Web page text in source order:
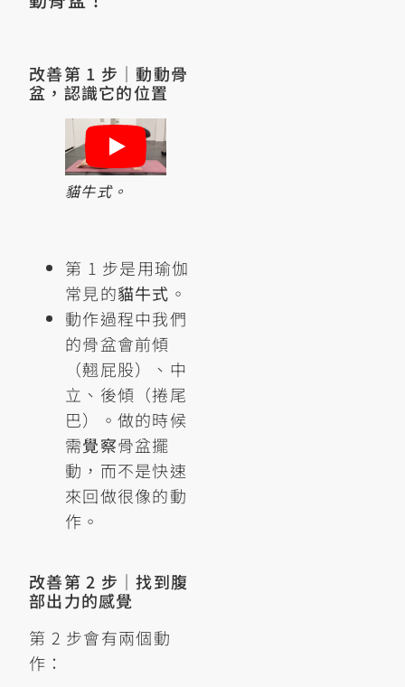
改善第 1 步｜動動骨
盆，認識它的位置
貓牛式。
第 1 步是用瑜伽
常見的貓牛式 。
動作過程中我們
的骨盆會前傾
（翹屁股）、中
立、後傾（捲尾
巴）。做的時候
需覺察骨盆擺
動，而不是快速
來回做很像的動
作。
改善第 2 步｜找到腹
部出力的感覺
第 2 步會有兩個動
作：